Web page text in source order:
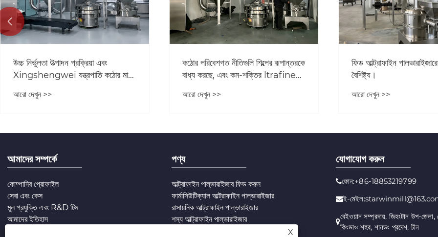
কিভাবে Xingshengwei মেশিনারির
নতুন প্রজন্মের অতি সূক্ষ্ম ক্রাশার
করতে পারে
আরো দেখুন >>
Xingshengwei মেশিনারির সম্পূর্ণ
চক্র বিক্রয়োত্তর সিস্টেম আন্তর্জাতিক
আরো দেখুন >>
উচ্চ নির্ভুলতা উত্পাদন প্রক্রিয়া
Xingshengwei যন্ত্রপাতি
আরো দেখুন >>

আমাদের সম্পর্কে
কোম্পানির প্রোফাইল
সেবা এবং কেস
মূল প্রযুক্তি এবং R&D টিম
আমাদের ইতিহাস
পণ্য
আল্ট্রাফাইন পাল্ভারাইজার ফিড করুন
ফার্মাসিউটিক্যাল আল্ট্রাফাইন পাল্ভারাইজার
রাসায়নিক আল্ট্রাফাইন পাল্ভারাইজার
শস্য আল্ট্রাফাইন পাল্ভারাইজার
যোগাযোগ করুন
ফোন:+86-18853219799
ই-
বেইওয়ান সম্প্রদায়, জিহংটান উপ-জেলা,
কিংডাও শহর, শানডং প্রদেশ, চীন
X